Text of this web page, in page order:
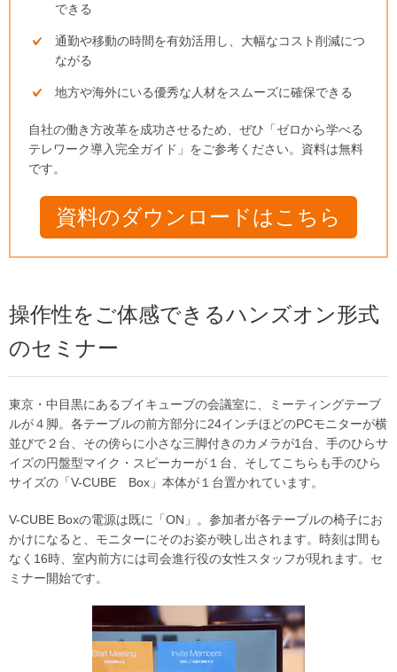
できる
通勤や移動の時間を有効活用し、大幅なコスト削減につ
ながる
地方や海外にいる優秀な人材をスムーズに確保できる
自社の働き方改革を成功させるため、ぜひ「ゼロから学べる
テレワーク導入完全ガイド」をご参考ください。資料は無料
です。
資料のダウンロードはこちら
操作性をご体感できるハンズオン形式
のセミナー
東京・中目黒にあるブイキューブの会議室に、ミーティングテーブ
ルが４脚。各テーブルの前方部分に24インチほどのPCモニターが横
並びで２台、その傍らに小さな三脚付きのカメラが1台、手のひらサ
イズの円盤型マイク・スピーカーが１台、そしてこちらも手のひら
サイズの「V-CUBE Box」本体が１台置かれています。
V-CUBE Boxの電源は既に「ON」。参加者が各テーブルの椅子にお
かけになると、モニターにそのお姿が映し出されます。時刻は間も
なく16時、室内前方には司会進行役の女性スタッフが現れます。セ
ミナー開始です。